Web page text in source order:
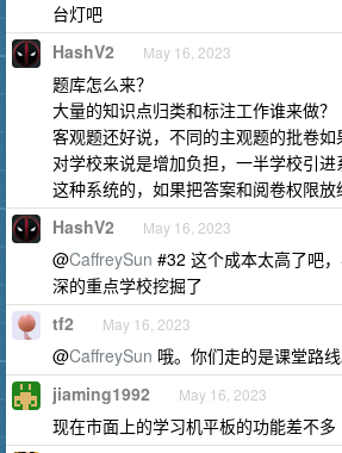
台灯吧
HashV2 May 16, 2023
题库怎么来？
大量的知识点归类和标注工作谁来做？
客观题还好说，不同的主观题的批卷
对学校来说是增加负担，一半学校引
这种系统的，如果把答案和阅卷权限
HashV2 May 16, 2023
@CaffreySun #32 这个成本太高了吧
深的重点学校挖掘了
tf2 May 16, 2023
@CaffreySun 哦。你们走的是课堂路线
jiaming1992 May 16, 2023
现在市面上的学习机平板的功能差不多